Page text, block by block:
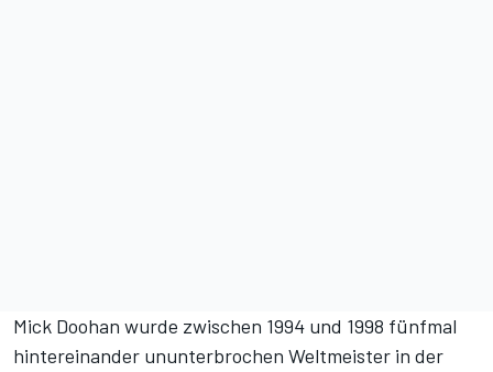
Mick Doohan wurde zwischen 1994 und 1998 fünfmal
hintereinander ununterbrochen Weltmeister in der